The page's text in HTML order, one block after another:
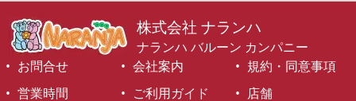
株式会社 ナランハ
ナランハ バルーン カンパニー
お問合せ
会社案内
規約・同意事項
営業時間
ご利用ガイド 店舗